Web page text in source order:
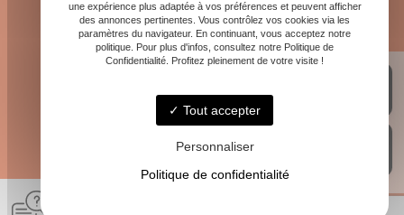
une expérience plus adaptée à vos préférences et peuvent afficher
des annonces pertinentes. Vous contrôlez vos cookies via les
paramètres du navigateur. En continuant, vous acceptez notre
politique. Pour plus d'infos, consultez notre Politique de
Confidentialité. Profitez pleinement de votre visite !
Tout accepter
Personnaliser
Politique de confidentialité